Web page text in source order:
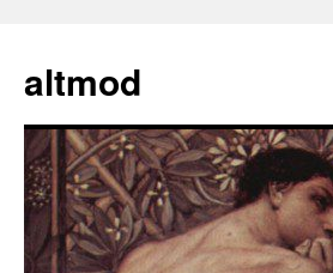
springen
altmod